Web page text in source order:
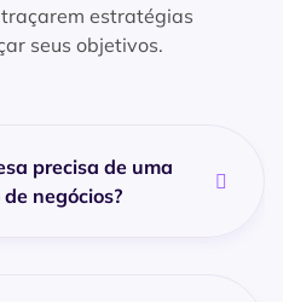
estratégias
seus objetivos.
precisa de uma
negócios?